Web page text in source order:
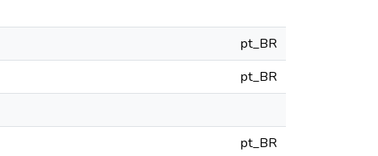
pt_BR
pt_BR
pt_BR